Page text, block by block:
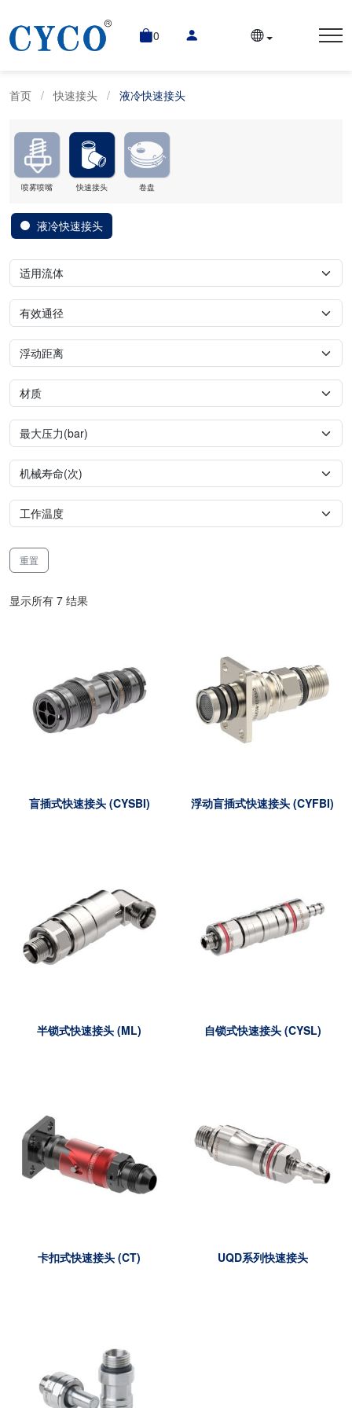
0
首页 快速接头 液冷快速接头
喷雾喷嘴 快速接头 卷盘
液冷快速接头
重置
显示所有 7 结果
盲插式快速接头 (CYSBI) 浮动盲插式快速接头 (CYFBI)
半锁式快速接头 (ML) 自锁式快速接头 (CYSL)
卡扣式快速接头 (CT) UQD系列快速接头